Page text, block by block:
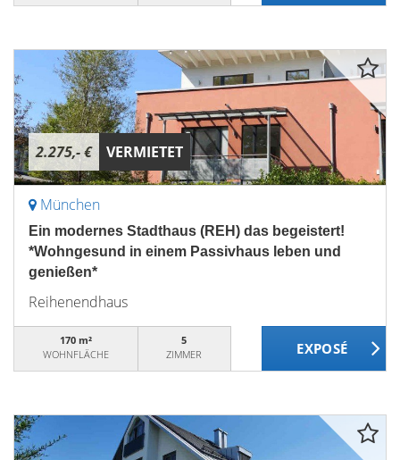
2.275,- € VERMIETET
München
Ein modernes Stadthaus (REH) das begeistert!
*Wohngesund in einem Passivhaus leben und
genießen*
Reihenendhaus
170 m²
WOHNFLÄCHE
5
ZIMMER